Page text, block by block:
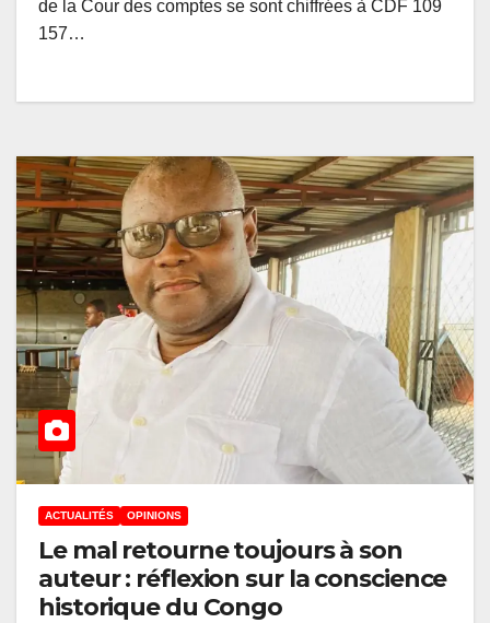
de la Cour des comptes se sont chiffrées à CDF 109
157…
ACTUALITÉS OPINIONS
Le mal retourne toujours à son
auteur : réflexion sur la conscience
historique du Congo